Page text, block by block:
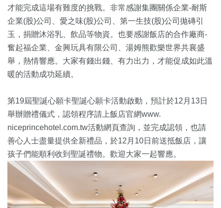
才能完成這場有難度的挑戰。非常感謝集團關係企業-耐斯
企業(股)公司、愛之味(股)公司、第一生技(股)公司拋磚引
玉， 捐贈沐浴乳、飲品等物資。也要感謝飯店的合作廠商-
奮起福企業、 金興玩具有限公司、湯姆熊歡樂世界共襄盛
舉，熱情響應。 大家有錢出錢、有力出力，才能促成如此溫
暖的活動成功延續。
第19屆聖誕心願卡聖誕心願卡活動啟動， 預計於12月13日
舉辦贈禮儀式，認領程序請上飯店官網www.
niceprincehotel.com.tw活動網頁查詢， 並完成認領，也請
善心人士盡量提供全新禮品， 於12月10日前送抵飯店，讓
孩子們能順利收到聖誕禮物。 歡迎大家一起響應。